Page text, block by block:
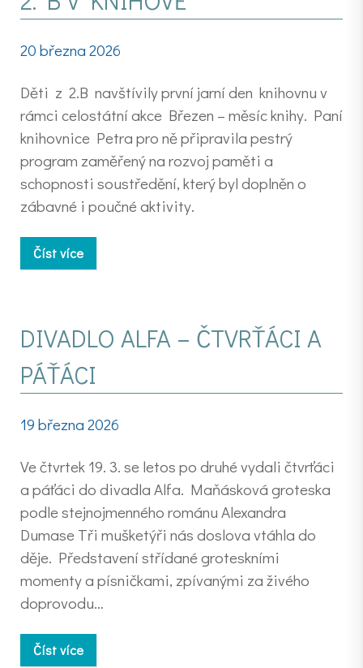
20 března 2026
Děti z 2.B navštívily první jarní den knihovnu v
rámci celostátní akce Březen – měsíc knihy. Paní
knihovnice Petra pro ně připravila pestrý
program zaměřený na rozvoj paměti a
schopnosti soustředění, který byl doplněn o
zábavné i poučné aktivity.
Číst více
DIVADLO ALFA – ČTVRŤÁCI A
PÁŤÁCI
19 března 2026
Ve čtvrtek 19. 3. se letos po druhé vydali čtvrťáci
a páťáci do divadla Alfa. Maňásková groteska
podle stejnojmenného románu Alexandra
Dumase Tři mušketýři nás doslova vtáhla do
děje. Představení střídané groteskními
momenty a písničkami, zpívanými za živého
doprovodu…
Číst více